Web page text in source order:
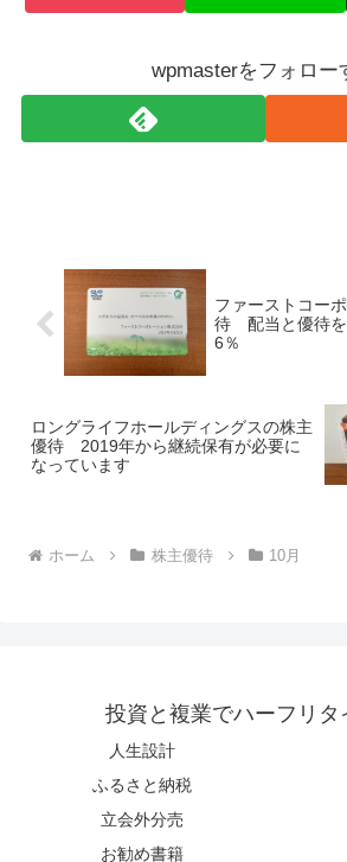
wpmasterをフォロー
ファーストコー
待 配当と優待を
6％
ロングライフホールディングスの株主
優待 2019年から継続保有が必要に
なっています
ホーム 株主優待 10月
投資と複業でハーフリタ
人生設計
ふるさと納税
立会外分売
お勧め書籍